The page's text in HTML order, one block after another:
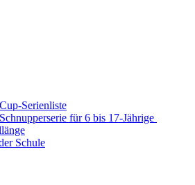
Serienliste
für 6 bis 17-Jährige
Schule